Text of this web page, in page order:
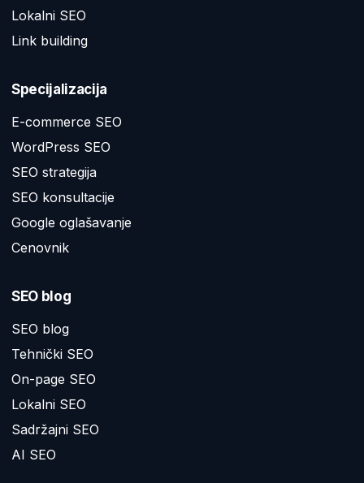
Lokalni SEO
Link building
Specijalizacija
E-commerce SEO
WordPress SEO
SEO strategija
SEO konsultacije
Google oglašavanje
Cenovnik
SEO blog
SEO blog
Tehnički SEO
On-page SEO
Lokalni SEO
Sadržajni SEO
AI SEO